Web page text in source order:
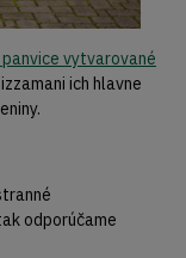
vytvarované
ich hlavne
odporúčame